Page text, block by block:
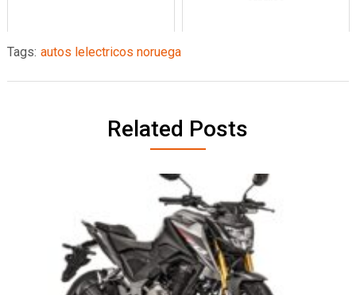
Tags: autos lelectricos noruega
Related Posts